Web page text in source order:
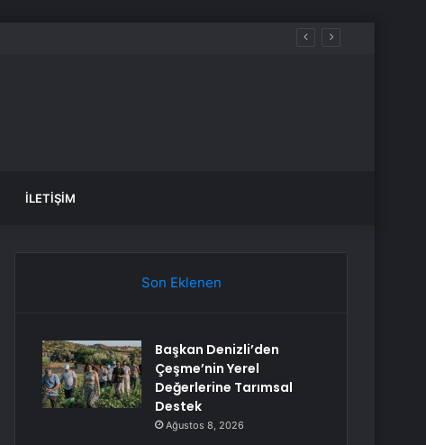
İLETIŞIM
Son Eklenen
Başkan Denizli’den
Çeşme’nin Yerel
Değerlerine Tarımsal
Destek
Ağustos 8, 2026